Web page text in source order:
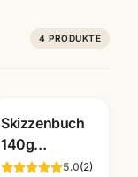
4 PRODUKTE
Skizzenbuch
140g
reinweiss ·5.0(2)